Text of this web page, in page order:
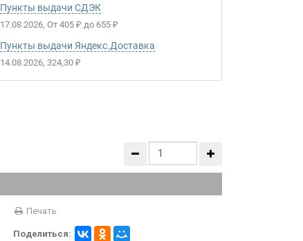
Пункты выдачи СДЭК
17.08.2026 От 405₽ до 655₽
Пункты выдачи Яндекс.Доставка
14.08.2026 324,30₽
Печать
Поделиться: